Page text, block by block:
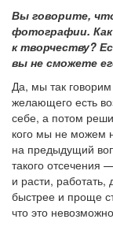
Вы говорите,
фотографии.
к творчеству?
вы не сможете
Да, мы так
желающего есть
себе, а потом
кого мы не можем
на предыдущий
такого отсечения
и расти, работать,
быстрее и проще
что это